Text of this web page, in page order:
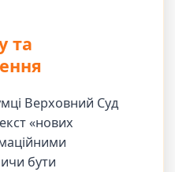
та
Верховний Суд
«нових
бути